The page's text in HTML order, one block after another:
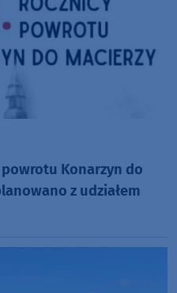
powrotu Konarzyn do
z udziałem